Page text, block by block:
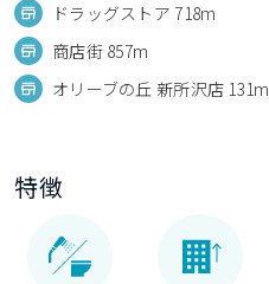
ドラッグストア 718m
商店街 857m
オリーブの丘 新所沢店 131m
特徴